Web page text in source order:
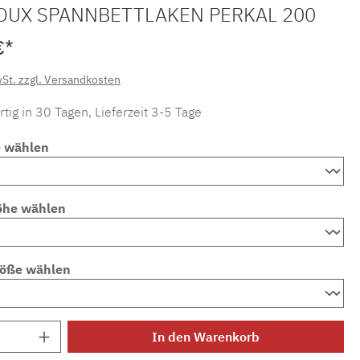
SPANNBETTLAKEN PERKAL 200
zzgl. Versandkosten
in 30 Tagen, Lieferzeit 3-5 Tage
wählen
wählen
wählen
Anzahl: Gib den gewünschten Wert ein
In den Warenkorb